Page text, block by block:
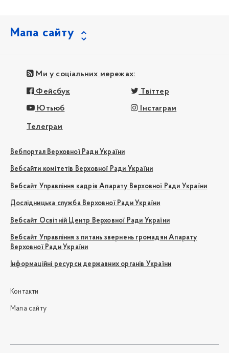
Мапа сайту
Ми у соціальних мережах:
Фейсбук Твіттер
Ютьюб Інстаграм
Телеграм
Вебпортал Верховної Ради України
Вебсайти комітетів Верховної Ради України
Вебсайт Управління кадрів Апарату Верховної Ради України
Дослідницька служба Верховної Ради України
Вебсайт Освітній Центр Верховної Ради України
Вебсайт Управління з питань звернень громадян Апарату
Верховної Ради України
Інформаційні ресурси державних органів України
Контакти
Мапа сайту